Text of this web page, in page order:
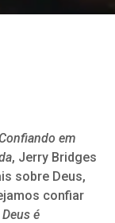
em
, Jerry Bridges
sobre Deus,
confiar
Deus é